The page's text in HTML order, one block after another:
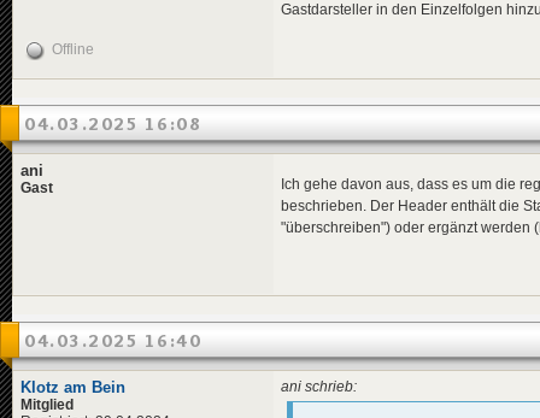
Gastdarsteller in den Einzelfolgen
Offline
04.03.2025 16:08
ani
Gast
Ich gehe davon aus, dass es um die
beschrieben. Der Header enthält die
"überschreiben") oder ergänzt werden
04.03.2025 16:40
Klotz am Bein
Mitglied
ani schrieb: